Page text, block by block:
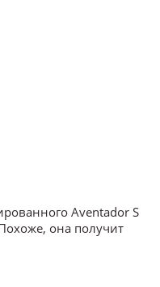
Aventador S
она получит